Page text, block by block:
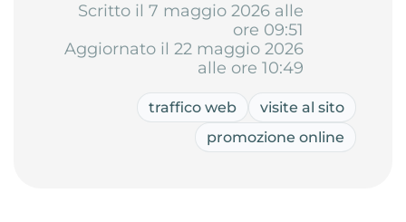
Scritto il 7 maggio 2026 alle
ore 09:51
Aggiornato il 22 maggio 2026
alle ore 10:49
traffico web
visite al sito
promozione online